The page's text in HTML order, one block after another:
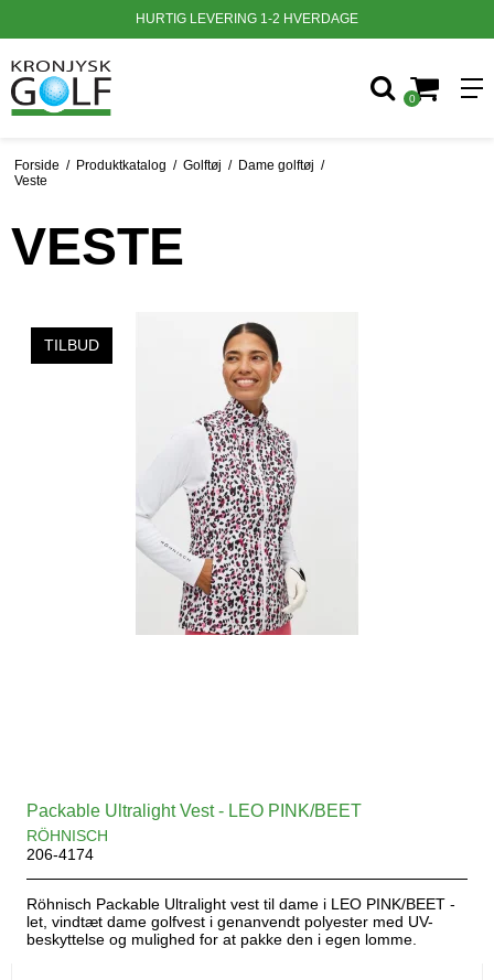
ALLE DANMARKS FAVORIT BRANDS
0
Forside / Produktkatalog / Golftøj / Dame golftøj /
Veste
VESTE
TILBUD
Packable Ultralight Vest - LEO PINK/BEET
RÖHNISCH
206-4174
Röhnisch Packable Ultralight vest til dame i LEO PINK/BEET -
let, vindtæt dame golfvest i genanvendt polyester med UV-
beskyttelse og mulighed for at pakke den i egen lomme.